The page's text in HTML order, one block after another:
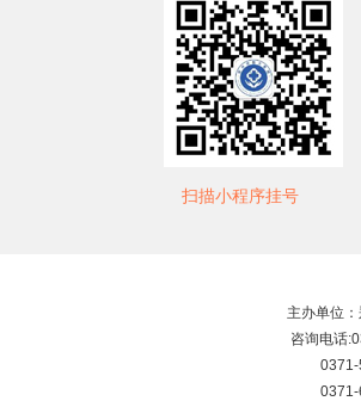
扫描小程序挂号
主办单位
咨询电话